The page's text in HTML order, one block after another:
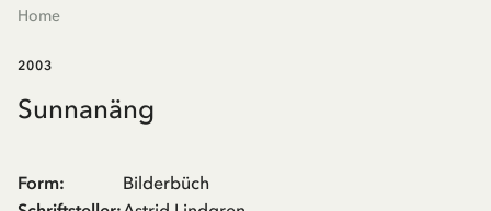
Home
2003
Sunnanäng
Form:
Bilderbüch